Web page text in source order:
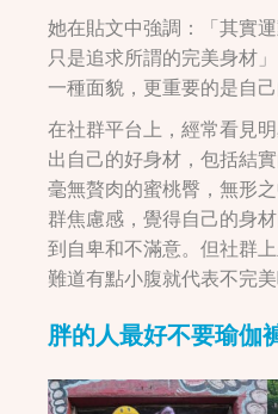
她在貼文中強調：「其實
只是追求所謂的完美身材
一種面貌，更重要的是自己
在社群平台上，經常看見
出自己的好身材，包括結
毫無贅肉的蜜桃臀，無形
群焦慮感，覺得自己的身
到自卑和不滿意。但社群
難道有點小腹就代表不完美
胖的人最好不要瑜伽